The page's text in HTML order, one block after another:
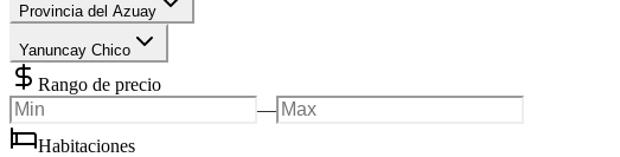
Provincia del Azuay
Yanuncay Chico
Rango de precio
—
Habitaciones